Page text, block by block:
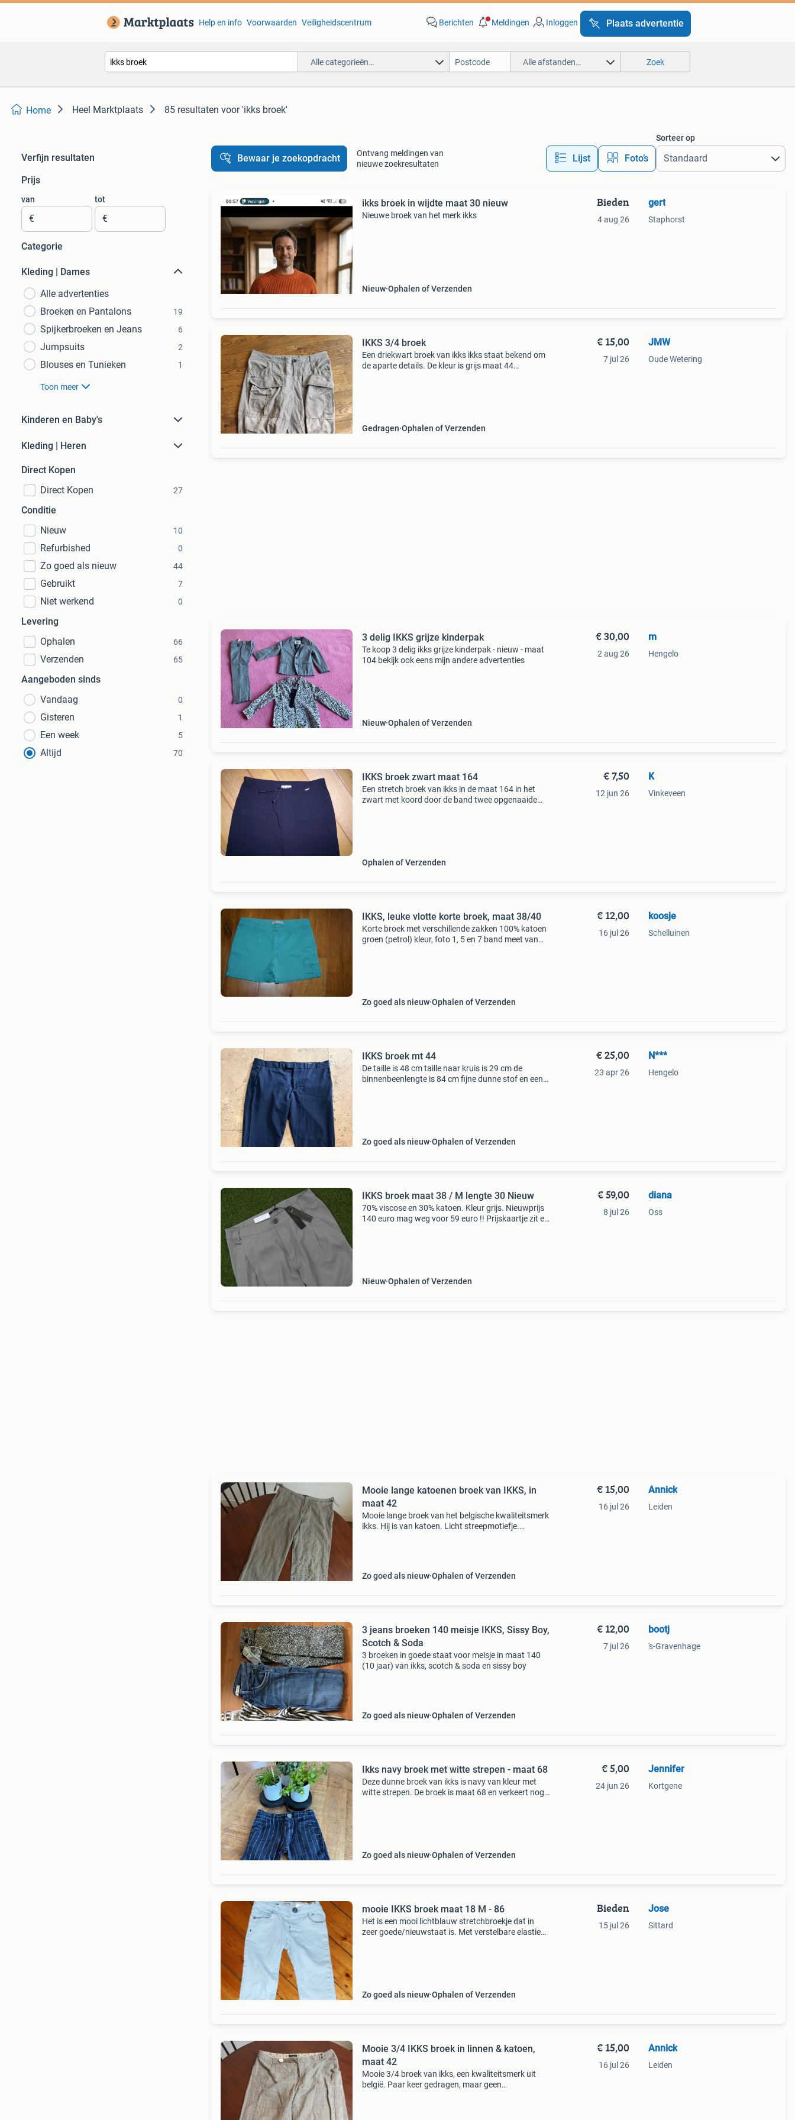
Help en info Voorwaarden Veiligheidscentrum Berichten Meldingen Inloggen Plaats advertentie
Alle categorieën… Alle afstanden… Zoek
Home Heel Marktplaats 85 resultaten voor 'ikks broek'
Verfijn resultaten
Prijs
van
€
tot
€
Categorie
Kleding | Dames
Alle advertenties
Broeken en Pantalons
19
Spijkerbroeken en Jeans 6
Jumpsuits 2
Blouses en Tunieken 1
Toon meer
Kinderen en Baby's
Kleding | Heren
Direct Kopen
Direct Kopen
27
Conditie
Nieuw
10
Refurbished 0
Zo goed als nieuw 44
Gebruikt 7
Niet werkend 0
Levering
Ophalen
66
Verzenden 65
Aangeboden sinds
Vandaag
0
Gisteren 1
Een week 5
Altijd 70
Bewaar je zoekopdracht
Ontvang meldingen van
nieuwe zoekresultaten
Lijst Foto’s
Sorteer op
ikks broek in wijdte maat 30 nieuw
Nieuwe broek van het merk ikks
Nieuw Ophalen of Verzenden
Bieden
4 aug 26
gert
Staphorst
IKKS 3/4 broek
Een driekwart broek van ikks ikks staat bekend om
de aparte details. De kleur is grijs maat 44
Gedragen Ophalen of Verzenden
€ 15,00
7 jul 26
JMW
Oude Wetering
3 delig IKKS grijze kinderpak
Te koop 3 delig ikks grijze kinderpak - nieuw - maat
104 bekijk ook eens mijn andere advertenties
Nieuw Ophalen of Verzenden
€ 30,00
2 aug 26
m
Hengelo
IKKS broek zwart maat 164
Een stretch broek van ikks in de maat 164 in het
zwart met koord door de band twee opgenaaide
Ophalen of Verzenden
€ 7,50
12 jun 26
K
Vinkeveen
IKKS, leuke vlotte korte broek, maat 38/40
Korte broek met verschillende zakken 100% katoen
groen (petrol) kleur, foto 1, 5 en 7 band meet van
Zo goed als nieuw Ophalen of Verzenden
€ 12,00
16 jul 26
koosje
Schelluinen
IKKS broek mt 44
De taille is 48 cm taille naar kruis is 29 cm de
binnenbeenlengte is 84 cm fijne dunne stof en een
Zo goed als nieuw Ophalen of Verzenden
€ 25,00
23 apr 26
N***
Hengelo
IKKS broek maat 38 / M lengte 30 Nieuw
70% viscose en 30% katoen. Kleur grijs. Nieuwprijs
140 euro mag weg voor 59 euro !! Prijskaartje zit er
Nieuw Ophalen of Verzenden
€ 59,00
8 jul 26
diana
Oss
Mooie lange katoenen broek van IKKS, in
maat 42
Mooie lange broek van het belgische kwaliteitsmerk
ikks. Hij is van katoen. Licht streepmotiefje.
Zo goed als nieuw Ophalen of Verzenden
€ 15,00
16 jul 26
Annick
Leiden
3 jeans broeken 140 meisje IKKS, Sissy Boy,
Scotch & Soda
3 broeken in goede staat voor meisje in maat 140
(10 jaar) van ikks, scotch & soda en sissy boy
Zo goed als nieuw Ophalen of Verzenden
€ 12,00
7 jul 26
bootj
's-Gravenhage
Ikks navy broek met witte strepen - maat 68
Deze dunne broek van ikks is navy van kleur met
witte strepen. De broek is maat 68 en verkeert nog
Zo goed als nieuw Ophalen of Verzenden
€ 5,00
24 jun 26
Jennifer
Kortgene
mooie IKKS broek maat 18 M - 86
Het is een mooi lichtblauw stretchbroekje dat in
zeer goede/nieuwstaat is. Met verstelbare elastiek
Zo goed als nieuw Ophalen of Verzenden
Bieden
15 jul 26
Jose
Sittard
Mooie 3/4 IKKS broek in linnen & katoen,
maat 42
Mooie 3/4 broek van ikks, een kwaliteitsmerk uit
belgië. Paar keer gedragen, maar geen
€ 15,00
16 jul 26
Annick
Leiden